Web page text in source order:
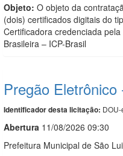
Objeto: O objeto da
(dois) certificados digitais do
Certificadora credenciada
Brasileira – ICP-Brasil
Pregão Eletrônico
Identificador desta licitação:
Abertura 11/08/2026 09:30
Prefeitura Municipal de São